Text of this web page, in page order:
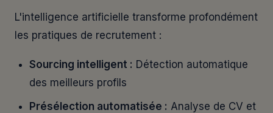
L'intelligence artificielle transforme profondément
les pratiques de recrutement :
Sourcing intelligent : Détection automatique
des meilleurs profils
Présélection automatisée : Analyse de CV et